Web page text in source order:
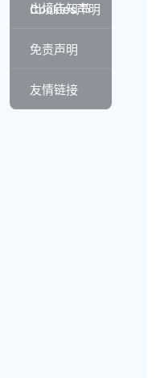
出境告知书
Cookies声明
免责声明
友情链接